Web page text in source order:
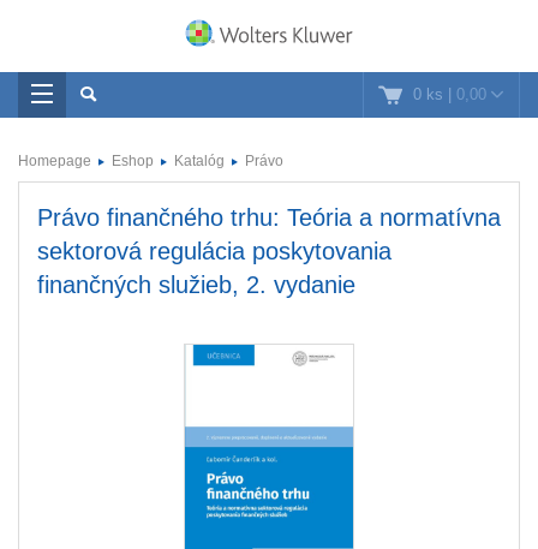
0 ks | 0,00
Homepage Eshop Katalóg Právo
Právo finančného trhu: Teória a normatívna
sektorová regulácia poskytovania
finančných služieb, 2. vydanie